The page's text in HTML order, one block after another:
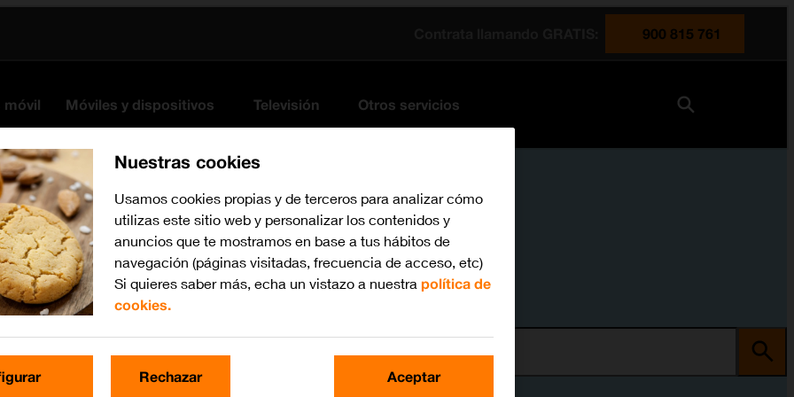
900 815 761
móvil Móviles y dispositivos Televisión Otros servicios
Nuestras cookies
Usamos cookies propias y de terceros para analizar cómo
utilizas este sitio web y personalizar los contenidos y
anuncios que te mostramos en base a tus hábitos de
navegación (páginas visitadas, frecuencia de acceso, etc)
Si quieres saber más, echa un vistazo a nuestra política de
cookies.
Rechazar Aceptar